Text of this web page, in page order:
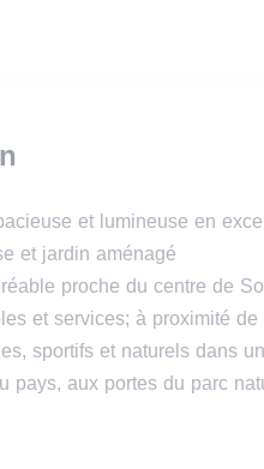
et lumineuse en
et jardin aménagé
proche du centre de
et services; à proximité de
sportifs et naturels dans
pays, aux portes du parc